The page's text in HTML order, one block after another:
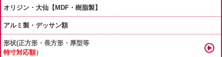
オリジン・大仙【MDF・樹脂製】
アルミ製・デッサン額
形状(正方形・長方形・厚型等
特寸対応額）